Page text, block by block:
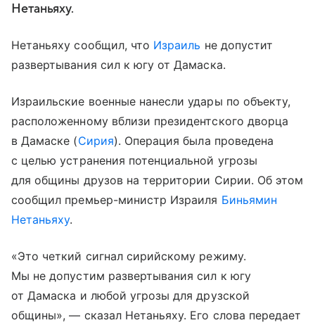
Нетаньяху.
Нетаньяху сообщил, что Израиль не допустит
развертывания сил к югу от Дамаска.
Израильские военные нанесли удары по объекту,
расположенному вблизи президентского дворца
в Дамаске (Сирия). Операция была проведена
с целью устранения потенциальной угрозы
для общины друзов на территории Сирии. Об этом
сообщил премьер-министр Израиля Биньямин
Нетаньяху.
«Это четкий сигнал сирийскому режиму.
Мы не допустим развертывания сил к югу
от Дамаска и любой угрозы для друзской
общины», — сказал Нетаньяху. Его слова передает